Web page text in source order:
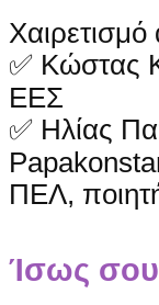
✅ Κώστας
ΕΕΣ
✅ Ηλίας
ΠΕΛ,
Ίσως